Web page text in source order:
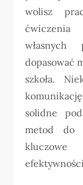
wolisz
dopasować
szkoła.
solidne
metod do